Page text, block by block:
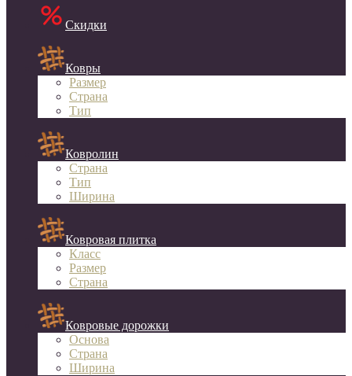
Скидки
Ковры
Размер
Страна
Тип
Ковролин
Страна
Тип
Ширина
Ковровая плитка
Класс
Размер
Страна
Ковровые дорожки
Основа
Страна
Ширина